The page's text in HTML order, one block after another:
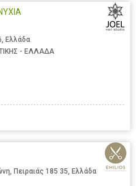
Ελλάδα
- ΕΛΛΑΔΑ
Πειραιάς 185 35, Ελλάδα